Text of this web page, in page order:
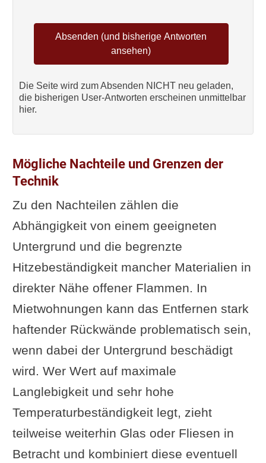
Die Seite wird zum Absenden NICHT neu geladen,
die bisherigen User-Antworten erscheinen unmittelbar
hier.
Mögliche Nachteile und Grenzen der
Technik
Zu den Nachteilen zählen die
Abhängigkeit von einem geeigneten
Untergrund und die begrenzte
Hitzebeständigkeit mancher Materialien in
direkter Nähe offener Flammen. In
Mietwohnungen kann das Entfernen stark
haftender Rückwände problematisch sein,
wenn dabei der Untergrund beschädigt
wird. Wer Wert auf maximale
Langlebigkeit und sehr hohe
Temperaturbeständigkeit legt, zieht
teilweise weiterhin Glas oder Fliesen in
Betracht und kombiniert diese eventuell